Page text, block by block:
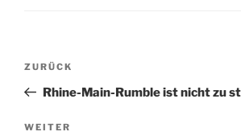
Beitragsnavigation
Vorheriger
Beitrag
ZURÜCK
Rhine-Main-Rumble ist nicht zu
Nächster
WEITER